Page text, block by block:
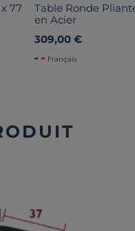
77
Table Ronde
en Acier
309,00 €
Français